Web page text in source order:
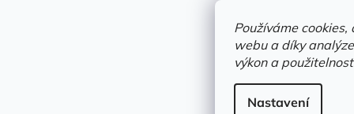
Používáme
webu a díky
výkon a
Nastavení
Novinky Trvalky a